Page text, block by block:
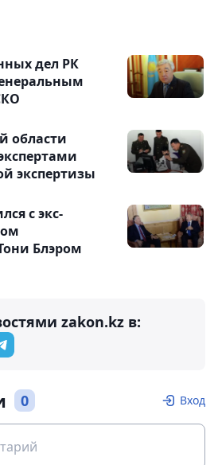
дел РК
области
экспертизы
с экс-
Блэром
zakon.kz в:
0 Вход